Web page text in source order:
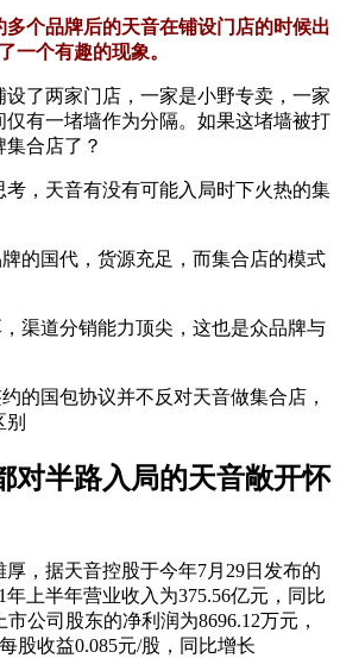
多个品牌后的天音在铺设门店的时候出
一个有趣的现象。
设了两家门店，一家是小野专卖，一家
仅有一堵墙作为分隔。如果这堵墙被打
合店了？
考，天音有没有可能入局时下火热的集
的国代，货源充足，而集合店的模式
渠道分销能力顶尖，这也是众品牌与
的国包协议并不反对天音做集合店，
对半路入局的天音敞开怀
，据天音控股于今年7月29日发布的
上半年营业收入为375.56亿元，同比
公司股东的净利润为8696.12万元，
股收益0.085元/股，同比增长